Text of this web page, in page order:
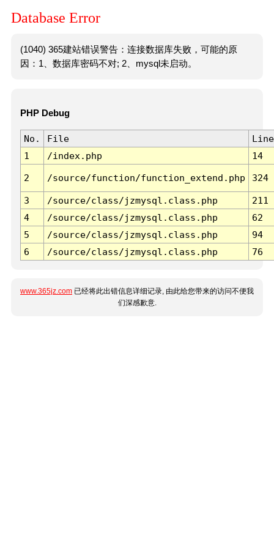
Database Error
(1040) 365建站错误警告：连接数据库失败，可能的原
因：1、数据库密码不对; 2、mysql未启动。
PHP Debug
No. File
Line
1
/index.php 14
2 /source/function/function_extend.php 324
3 /source/class/jzmysql.class.php
211
4
/source/class/jzmysql.class.php
62
5
/source/class/jzmysql.class.php
94
6
/source/class/jzmysql.class.php 76
www.365jz.com 已经将此出错信息详细记录, 由此给您带来的访问不便我
们深感歉意.